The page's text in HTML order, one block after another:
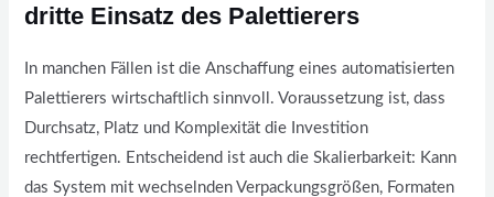
dritte Einsatz des Palettierers
In manchen Fällen ist die Anschaffung eines automatisierten
Palettierers wirtschaftlich sinnvoll. Voraussetzung ist, dass
Durchsatz, Platz und Komplexität die Investition
rechtfertigen. Entscheidend ist auch die Skalierbarkeit: Kann
das System mit wechselnden Verpackungsgrößen, Formaten